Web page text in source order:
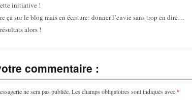
initiative !
ça sur le blog mais en écriture: donner l’envie sans trop en dire…
alors !
commentaire :
ne sera pas publiée. Les champs obligatoires sont indiqués avec *